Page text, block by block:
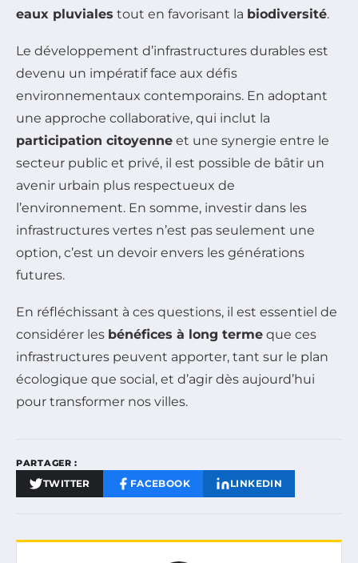
eaux pluviales tout en favorisant la biodiversité.
Le développement d’infrastructures durables est
devenu un impératif face aux défis
environnementaux contemporains. En adoptant
une approche collaborative, qui inclut la
participation citoyenne et une synergie entre le
secteur public et privé, il est possible de bâtir un
avenir urbain plus respectueux de
l’environnement. En somme, investir dans les
infrastructures vertes n’est pas seulement une
option, c’est un devoir envers les générations
futures.
En réfléchissant à ces questions, il est essentiel de
considérer les bénéfices à long terme que ces
infrastructures peuvent apporter, tant sur le plan
écologique que social, et d’agir dès aujourd’hui
pour transformer nos villes.
PARTAGER :
TWITTER FACEBOOK LINKEDIN